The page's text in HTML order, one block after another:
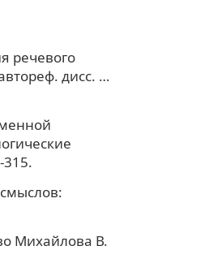
речевого
дисс. …
Михайлова В.